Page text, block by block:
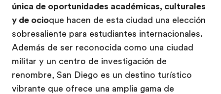
única de oportunidades académicas, culturales
y de ocioque hacen de esta ciudad una elección
sobresaliente para estudiantes internacionales.
Además de ser reconocida como una ciudad
militar y un centro de investigación de
renombre, San Diego es un destino turístico
vibrante que ofrece una amplia gama de